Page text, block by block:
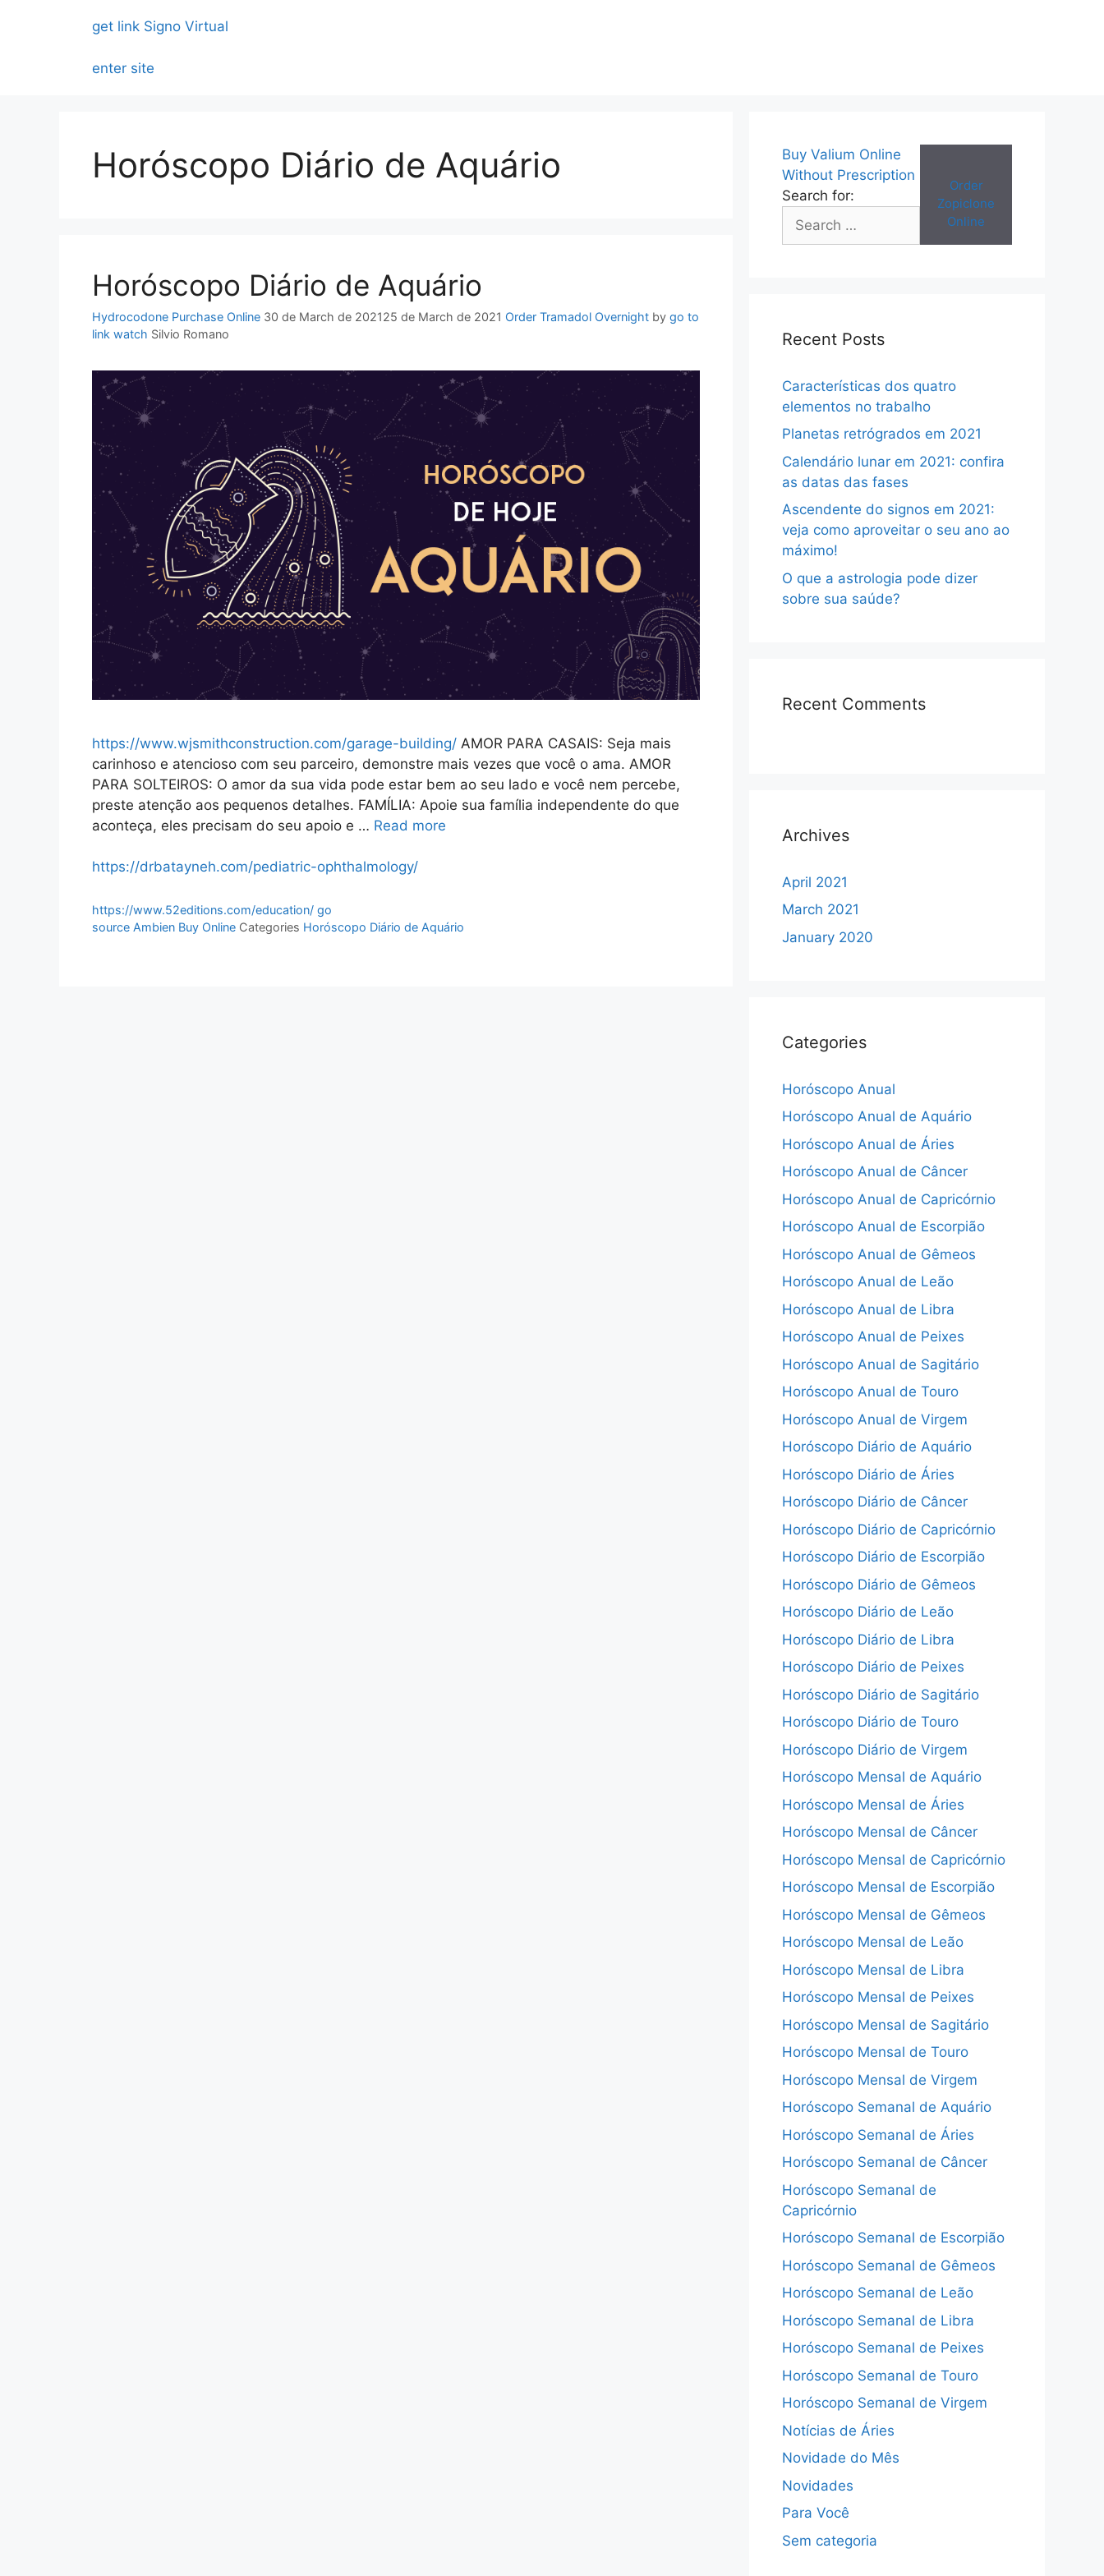
get link Signo Virtual
enter site
Horóscopo Diário de Aquário
Horóscopo Diário de Aquário
Hydrocodone Purchase Online 30 de March de 202125 de March de 2021 Order Tramadol Overnight by go to
link watch Silvio Romano
https://www.wjsmithconstruction.com/garage-building/ AMOR PARA CASAIS: Seja mais
carinhoso e atencioso com seu parceiro, demonstre mais vezes que você o ama. AMOR
PARA SOLTEIROS: O amor da sua vida pode estar bem ao seu lado e você nem percebe,
preste atenção aos pequenos detalhes. FAMÍLIA: Apoie sua família independente do que
aconteça, eles precisam do seu apoio e … Read more
https://drbatayneh.com/pediatric-ophthalmology/
https://www.52editions.com/education/ go
source Ambien Buy Online Categories Horóscopo Diário de Aquário
Buy Valium Online
Without Prescription
Search for:
Order
Zopiclone
Online
Recent Posts
Características dos quatro
elementos no trabalho
Planetas retrógrados em 2021
Calendário lunar em 2021: confira
as datas das fases
Ascendente do signos em 2021:
veja como aproveitar o seu ano ao
máximo!
O que a astrologia pode dizer
sobre sua saúde?
Recent Comments
Archives
April 2021
March 2021
January 2020
Categories
Horóscopo Anual
Horóscopo Anual de Aquário
Horóscopo Anual de Áries
Horóscopo Anual de Câncer
Horóscopo Anual de Capricórnio
Horóscopo Anual de Escorpião
Horóscopo Anual de Gêmeos
Horóscopo Anual de Leão
Horóscopo Anual de Libra
Horóscopo Anual de Peixes
Horóscopo Anual de Sagitário
Horóscopo Anual de Touro
Horóscopo Anual de Virgem
Horóscopo Diário de Aquário
Horóscopo Diário de Áries
Horóscopo Diário de Câncer
Horóscopo Diário de Capricórnio
Horóscopo Diário de Escorpião
Horóscopo Diário de Gêmeos
Horóscopo Diário de Leão
Horóscopo Diário de Libra
Horóscopo Diário de Peixes
Horóscopo Diário de Sagitário
Horóscopo Diário de Touro
Horóscopo Diário de Virgem
Horóscopo Mensal de Aquário
Horóscopo Mensal de Áries
Horóscopo Mensal de Câncer
Horóscopo Mensal de Capricórnio
Horóscopo Mensal de Escorpião
Horóscopo Mensal de Gêmeos
Horóscopo Mensal de Leão
Horóscopo Mensal de Libra
Horóscopo Mensal de Peixes
Horóscopo Mensal de Sagitário
Horóscopo Mensal de Touro
Horóscopo Mensal de Virgem
Horóscopo Semanal de Aquário
Horóscopo Semanal de Áries
Horóscopo Semanal de Câncer
Horóscopo Semanal de
Capricórnio
Horóscopo Semanal de Escorpião
Horóscopo Semanal de Gêmeos
Horóscopo Semanal de Leão
Horóscopo Semanal de Libra
Horóscopo Semanal de Peixes
Horóscopo Semanal de Touro
Horóscopo Semanal de Virgem
Notícias de Áries
Novidade do Mês
Novidades
Para Você
Sem categoria